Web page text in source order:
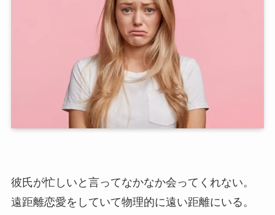
彼氏が忙しいと言ってなかなか会ってくれない。
遠距離恋愛をしていて物理的に遠い距離にいる。